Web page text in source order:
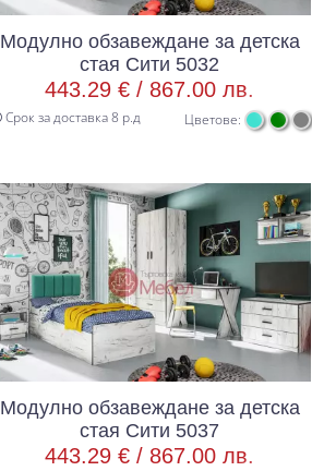
Модулно обзавеждане за детска
стая Сити 5032
443.29 € / 867.00 лв.
Срок за доставка 8 р.д Цветове:
Модулно обзавеждане за детска
стая Сити 5037
443.29 € / 867.00 лв.